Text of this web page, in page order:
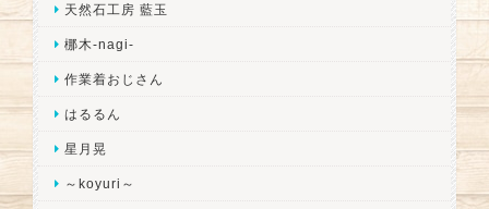
天然石工房 藍玉
梛木-nagi-
作業着おじさん
はるるん
星月晃
～koyuri～